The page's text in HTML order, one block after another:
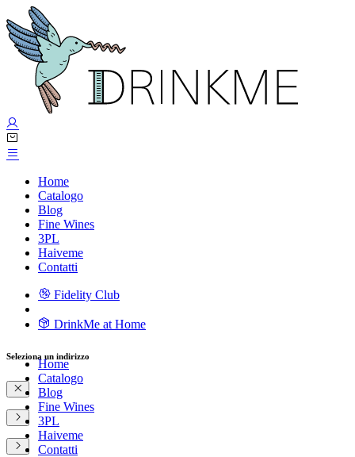
Home
Catalogo
Blog
Fine Wines
3PL
Haiveme
Contatti
Fidelity Club
DrinkMe at Home
Home
Catalogo
Blog
Fine Wines
3PL
Haiveme
Contatti
Seleziona un indirizzo